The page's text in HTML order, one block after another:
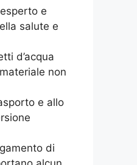
e
salute e
d’acqua
non
e allo
di